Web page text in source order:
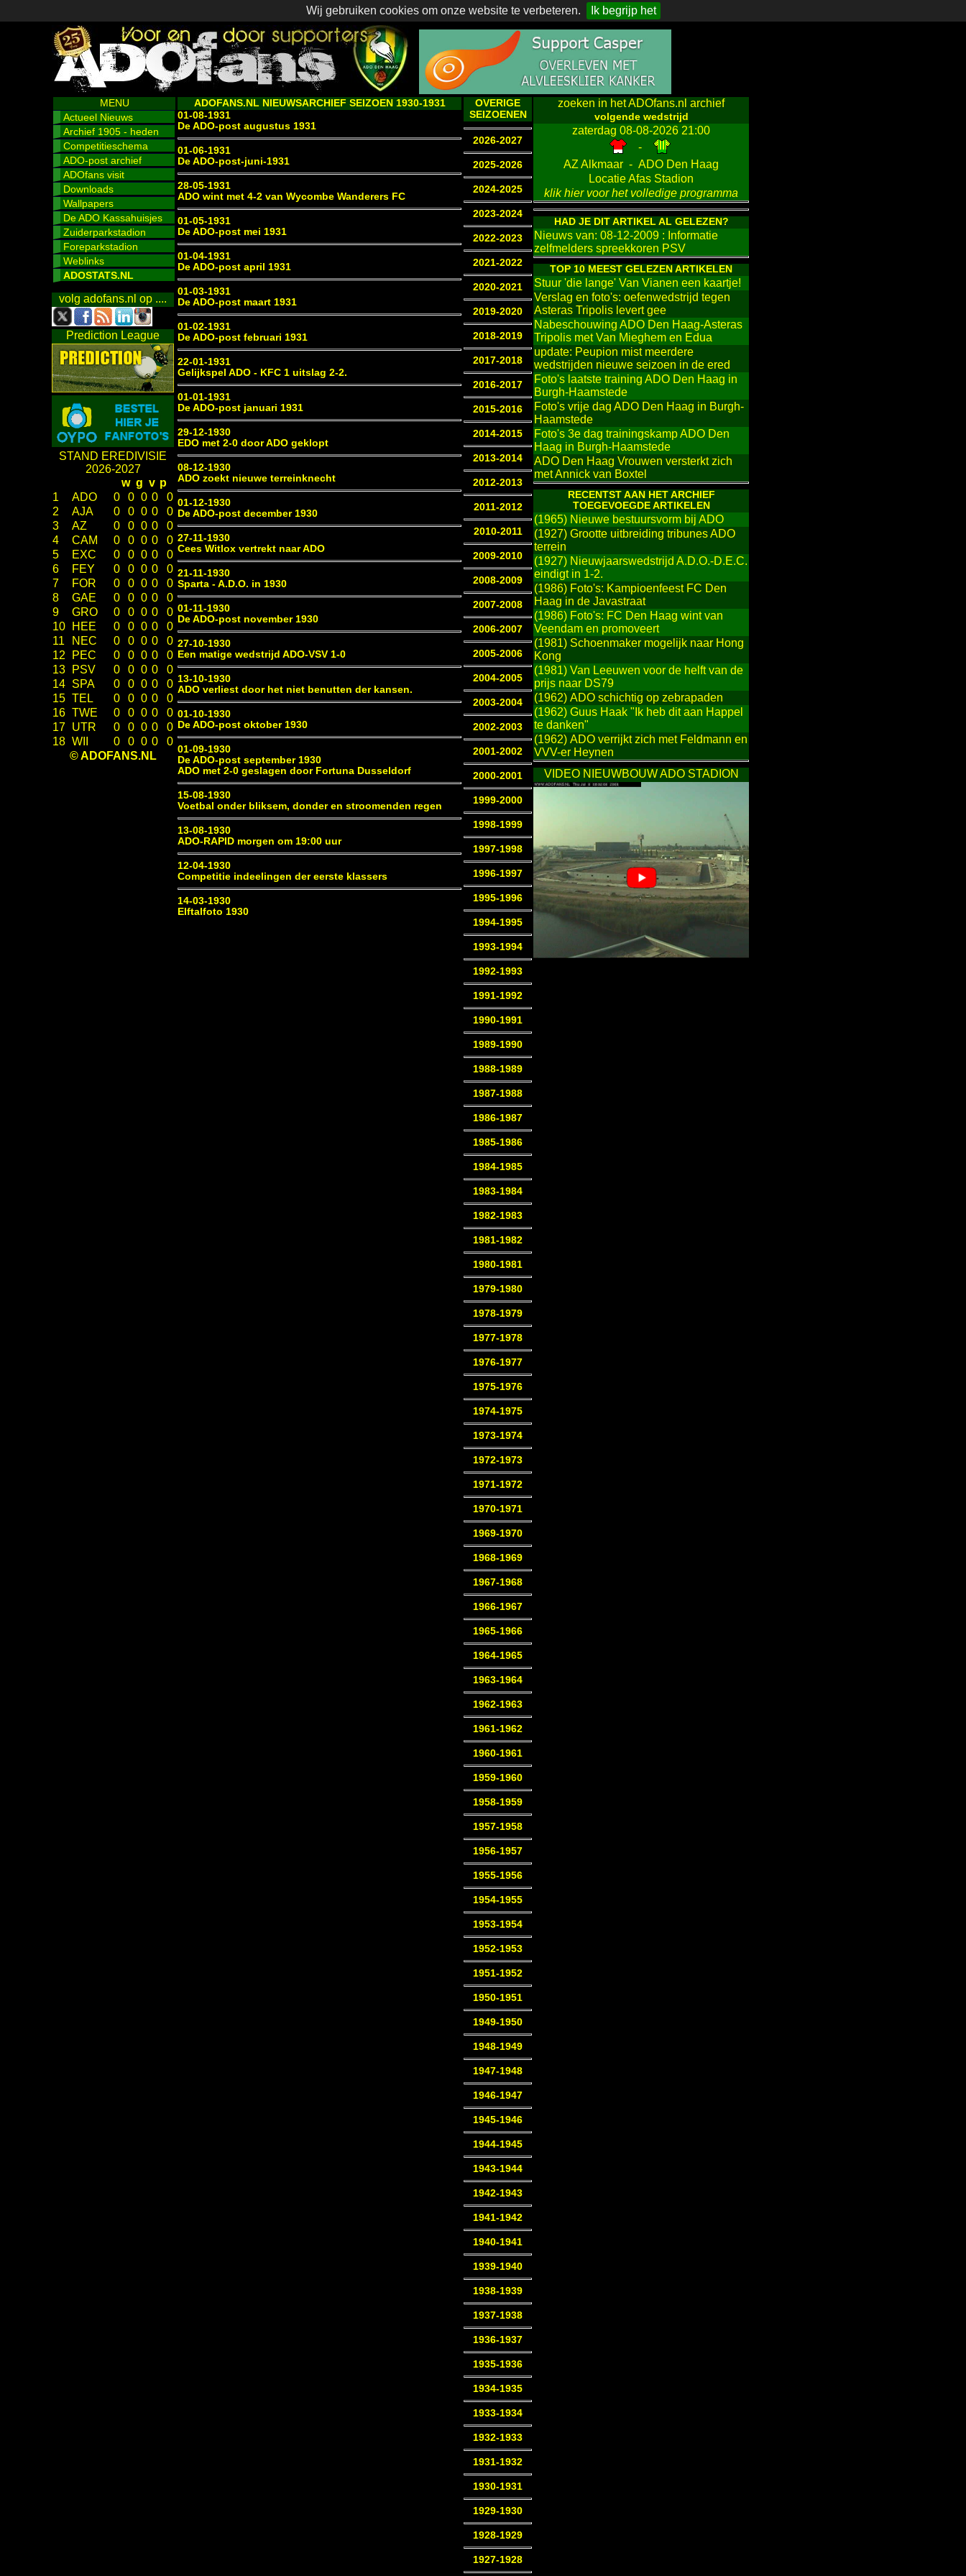
Wij gebruiken cookies om onze website te verbeteren. Ik begrijp het
MENU
Actueel Nieuws
Archief 1905 - heden
Competitieschema
ADO-post archief
ADOfans visit
Downloads
Wallpapers
De ADO Kassahuisjes
Zuiderparkstadion
Foreparkstadion
Weblinks
ADOSTATS.NL
volg adofans.nl op ....
Prediction League
STAND EREDIVISIE
2026-2027
w g v p
1
ADO 0 0 0 0
0
2
AJA 0 0 0 0
0
3
AZ 0 0 0 0
0
4
CAM 0 0 0 0
0
5
EXC 0 0 0 0
0
6
FEY 0 0 0 0
0
7
FOR 0 0 0 0
0
8
GAE 0 0 0 0
0
9
GRO 0 0 0 0
0
10
HEE 0 0 0 0
0
11
NEC 0 0 0 0
0
12
PEC 0 0 0 0
0
13
PSV 0 0 0 0
0
14 SPA 0 0 0 0
0
15 TEL 0 0 0 0
0
16 TWE 0 0 0 0
0
17 UTR 0 0 0 0
0
18 WII 0 0 0 0
0
© ADOFANS.NL
ADOFANS.NL NIEUWSARCHIEF SEIZOEN 1930-1931
01-08-1931
De ADO-post augustus 1931
01-06-1931
De ADO-post-juni-1931
28-05-1931
ADO wint met 4-2 van Wycombe Wanderers FC
01-05-1931
De ADO-post mei 1931
01-04-1931
De ADO-post april 1931
01-03-1931
De ADO-post maart 1931
01-02-1931
De ADO-post februari 1931
22-01-1931
Gelijkspel ADO - KFC 1 uitslag 2-2.
01-01-1931
De ADO-post januari 1931
29-12-1930
EDO met 2-0 door ADO geklopt
08-12-1930
ADO zoekt nieuwe terreinknecht
01-12-1930
De ADO-post december 1930
27-11-1930
Cees Witlox vertrekt naar ADO
21-11-1930
Sparta - A.D.O. in 1930
01-11-1930
De ADO-post november 1930
27-10-1930
Een matige wedstrijd ADO-VSV 1-0
13-10-1930
ADO verliest door het niet benutten der kansen.
01-10-1930
De ADO-post oktober 1930
01-09-1930
De ADO-post september 1930
ADO met 2-0 geslagen door Fortuna Dusseldorf
15-08-1930
Voetbal onder bliksem, donder en stroomenden regen
13-08-1930
ADO-RAPID morgen om 19:00 uur
12-04-1930
Competitie indeelingen der eerste klassers
14-03-1930
Elftalfoto 1930
OVERIGE
SEIZOENEN
2026-2027
2025-2026
2024-2025
2023-2024
2022-2023
2021-2022
2020-2021
2019-2020
2018-2019
2017-2018
2016-2017
2015-2016
2014-2015
2013-2014
2012-2013
2011-2012
2010-2011
2009-2010
2008-2009
2007-2008
2006-2007
2005-2006
2004-2005
2003-2004
2002-2003
2001-2002
2000-2001
1999-2000
1998-1999
1997-1998
1996-1997
1995-1996
1994-1995
1993-1994
1992-1993
1991-1992
1990-1991
1989-1990
1988-1989
1987-1988
1986-1987
1985-1986
1984-1985
1983-1984
1982-1983
1981-1982
1980-1981
1979-1980
1978-1979
1977-1978
1976-1977
1975-1976
1974-1975
1973-1974
1972-1973
1971-1972
1970-1971
1969-1970
1968-1969
1967-1968
1966-1967
1965-1966
1964-1965
1963-1964
1962-1963
1961-1962
1960-1961
1959-1960
1958-1959
1957-1958
1956-1957
1955-1956
1954-1955
1953-1954
1952-1953
1951-1952
1950-1951
1949-1950
1948-1949
1947-1948
1946-1947
1945-1946
1944-1945
1943-1944
1942-1943
1941-1942
1940-1941
1939-1940
1938-1939
1937-1938
1936-1937
1935-1936
1934-1935
1933-1934
1932-1933
1931-1932
1930-1931
1929-1930
1928-1929
1927-1928
zoeken in het ADOfans.nl archief
volgende wedstrijd
zaterdag 08-08-2026 21:00
-
AZ Alkmaar - ADO Den Haag
Locatie Afas Stadion
klik hier voor het volledige programma
HAD JE DIT ARTIKEL AL GELEZEN?
Nieuws van: 08-12-2009 : Informatie
zelfmelders spreekkoren PSV
TOP 10 MEEST GELEZEN ARTIKELEN
Stuur 'die lange' Van Vianen een kaartje!
Verslag en foto's: oefenwedstrijd tegen
Asteras Tripolis levert gee
Nabeschouwing ADO Den Haag-Asteras
Tripolis met Van Mieghem en Edua
update: Peupion mist meerdere
wedstrijden nieuwe seizoen in de ered
Foto's laatste training ADO Den Haag in
Burgh-Haamstede
Foto's vrije dag ADO Den Haag in Burgh-
Haamstede
Foto's 3e dag trainingskamp ADO Den
Haag in Burgh-Haamstede
ADO Den Haag Vrouwen versterkt zich
met Annick van Boxtel
RECENTST AAN HET ARCHIEF
TOEGEVOEGDE ARTIKELEN
(1965) Nieuwe bestuursvorm bij ADO
(1927) Grootte uitbreiding tribunes ADO
terrein
(1927) Nieuwjaarswedstrijd A.D.O.-D.E.C.
eindigt in 1-2.
(1986) Foto's: Kampioenfeest FC Den
Haag in de Javastraat
(1986) Foto's: FC Den Haag wint van
Veendam en promoveert
(1981) Schoenmaker mogelijk naar Hong
Kong
(1981) Van Leeuwen voor de helft van de
prijs naar DS79
(1962) ADO schichtig op zebrapaden
(1962) Guus Haak "Ik heb dit aan Happel
te danken"
(1962) ADO verrijkt zich met Feldmann en
VVV-er Heynen
VIDEO NIEUWBOUW ADO STADION